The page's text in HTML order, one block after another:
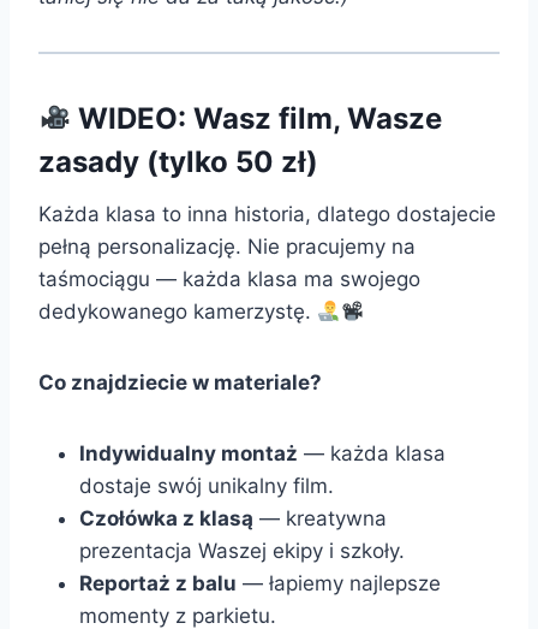
WIDEO: Wasz film, Wasze
zasady (tylko 50 zł)
Każda klasa to inna historia, dlatego dostajecie
pełną personalizację. Nie pracujemy na
taśmociągu — każda klasa ma swojego
dedykowanego kamerzystę.
Co znajdziecie w materiale?
Indywidualny montaż — każda klasa
dostaje swój unikalny film.
Czołówka z klasą — kreatywna
prezentacja Waszej ekipy i szkoły.
Reportaż z balu — łapiemy najlepsze
momenty z parkietu.